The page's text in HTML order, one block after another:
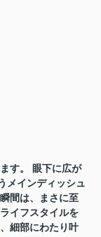
す。 眼下に広が
メインディッシュ
間は、まさに至
イフスタイルを
細部にわたり叶